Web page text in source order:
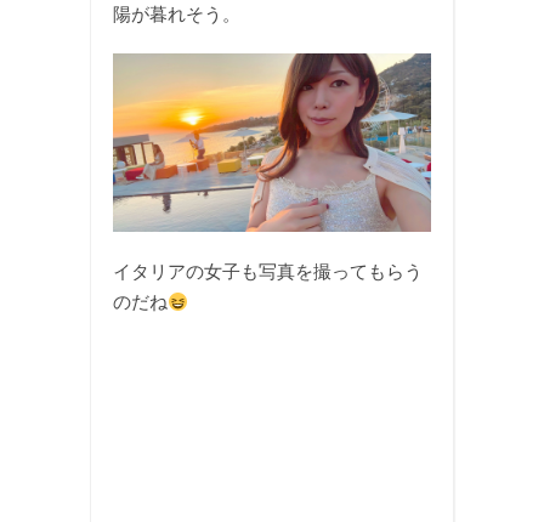
陽が暮れそう。
イタリアの女子も写真を撮ってもらう
のだね